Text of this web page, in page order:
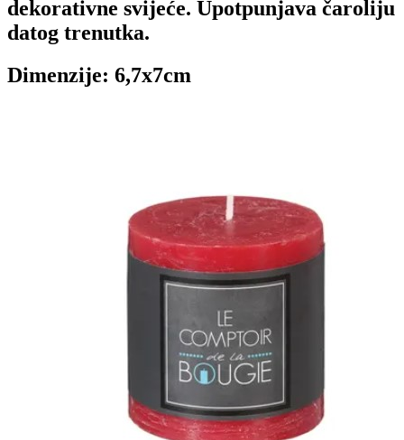
dekorativne svijeće. Upotpunjava čaroliju
datog trenutka.
Dimenzije: 6,7x7cm